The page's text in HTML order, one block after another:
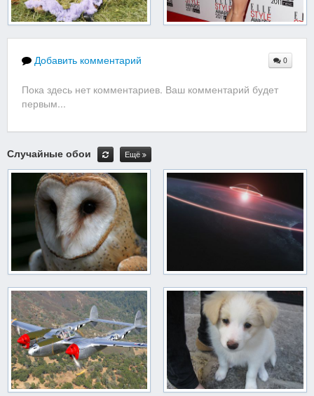
Добавить комментарий 0
Пока здесь нет комментариев. Ваш комментарий будет
первым...
Случайные обои Ещё